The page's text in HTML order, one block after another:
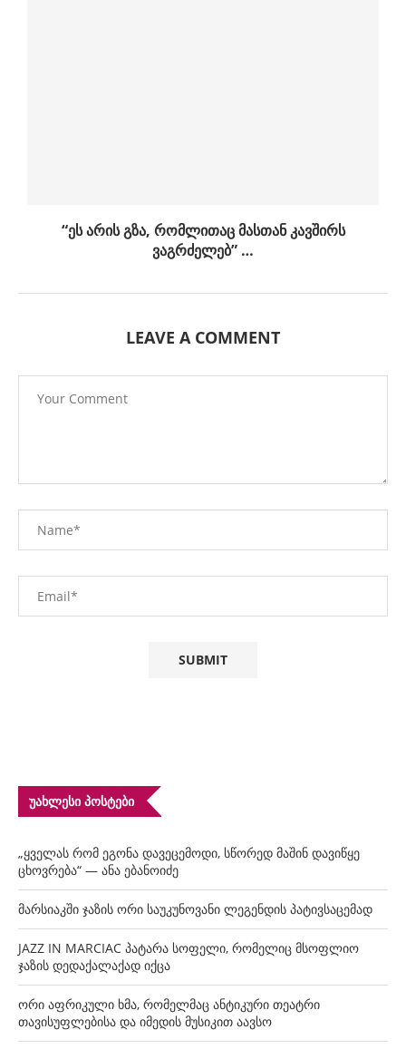
“ეს არის გზა, რომლითაც მასთან კავშირს
ვაგრძელებ” …
LEAVE A COMMENT
ᲣᲐᲮᲚᲔᲡᲘ ᲞᲝᲡᲢᲔᲑᲘ
„ყველას რომ ეგონა დავეცემოდი, სწორედ მაშინ დავიწყე
ცხოვრება“ — ანა ებანოიძე
მარსიაკში ჯაზის ორი საუკუნოვანი ლეგენდის პატივსაცემად
JAZZ IN MARCIAC პატარა სოფელი, რომელიც მსოფლიო
ჯაზის დედაქალაქად იქცა
ორი აფრიკული ხმა, რომელმაც ანტიკური თეატრი
თავისუფლებისა და იმედის მუსიკით აავსო